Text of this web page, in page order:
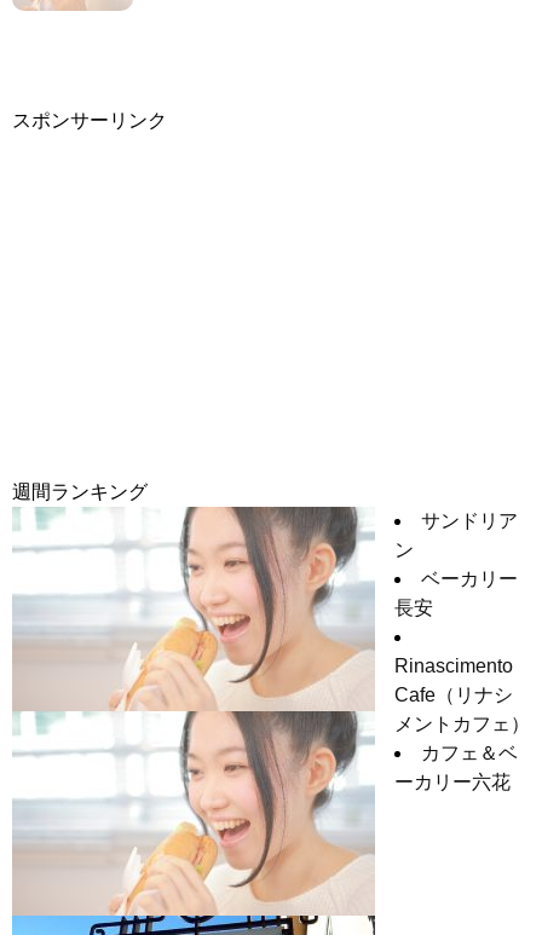
スポンサーリンク
週間ランキング
サンドリア
ン
ベーカリー
長安
Rinascimento
Cafe（リナシ
メントカフェ）
カフェ＆ベ
ーカリー六花